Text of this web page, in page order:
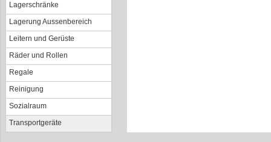
Lagerschränke
Lagerung Aussenbereich
Leitern und Gerüste
Räder und Rollen
Regale
Reinigung
Sozialraum
Transportgeräte